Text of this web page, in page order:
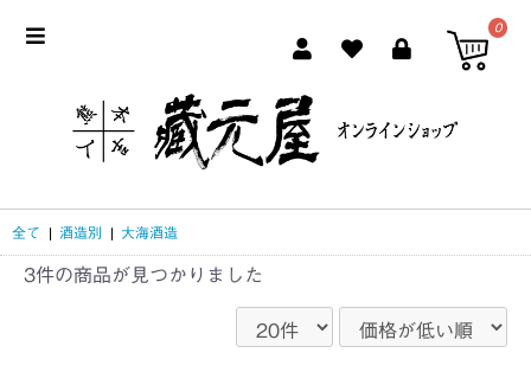
0
全て | 酒造別 | 大海酒造
3件の商品が見つかりました